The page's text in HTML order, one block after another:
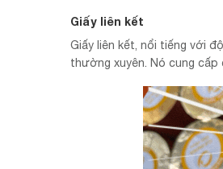
Giấy liên kết
Giấy liên kết, nổi tiếng với
thường xuyên. Nó cung